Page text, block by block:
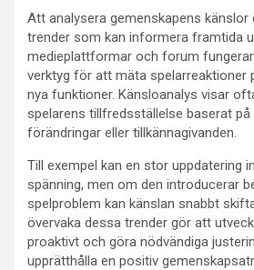
Att analysera gemenskapens känslor
trender som kan informera framtida
medieplattformar och forum
verktyg för att mäta spelarreaktioner
nya funktioner. Känsloanalys visar
spelarens tillfredsställelse baserat
förändringar eller tillkännagivanden.
Till exempel kan en stor uppdatering
spänning, men om den introducerar
spelproblem kan känslan snabbt
övervaka dessa trender gör att
proaktivt och göra nödvändiga
upprätthålla en positiv